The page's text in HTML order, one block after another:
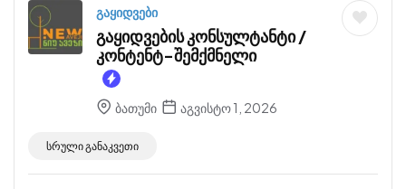
გაყიდვები
გაყიდვების კონსულტანტი /
კონტენტ-შემქმნელი
ბათუმი აგვისტო 1, 2026
სრული განაკვეთი